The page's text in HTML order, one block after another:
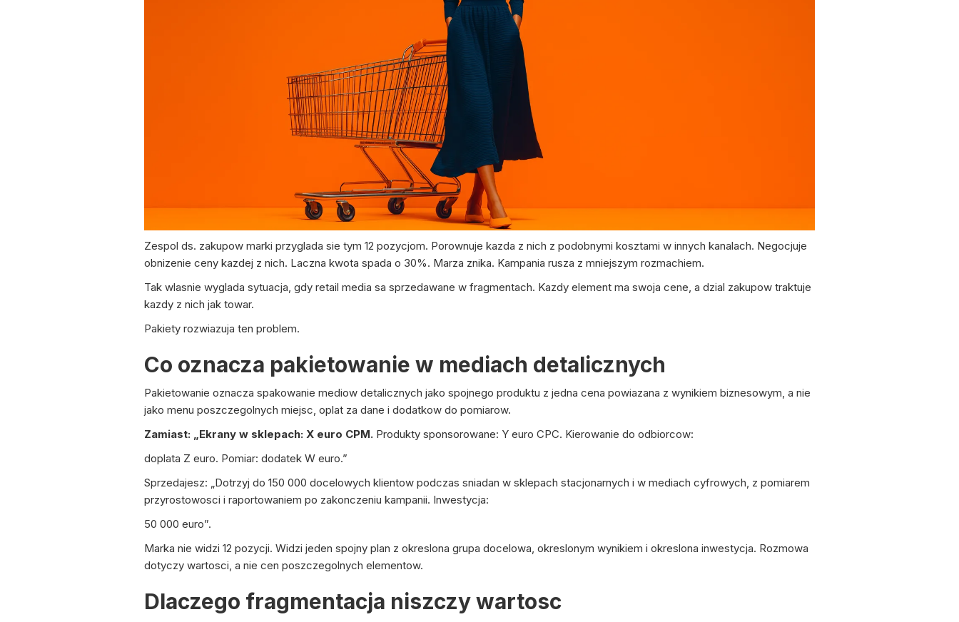
Zespol ds. zakupow marki przyglada sie tym 12 pozycjom. Porownuje kazda z nich z podobnymi kosztami w innych kanalach. Negocjuje
obnizenie ceny kazdej z nich. Laczna kwota spada o 30%. Marza znika. Kampania rusza z mniejszym rozmachiem.
Tak wlasnie wyglada sytuacja, gdy retail media sa sprzedawane w fragmentach. Kazdy element ma swoja cene, a dzial zakupow traktuje
kazdy z nich jak towar.
Pakiety rozwiazuja ten problem.
Co oznacza pakietowanie w mediach detalicznych
Pakietowanie oznacza spakowanie mediow detalicznych jako spojnego produktu z jedna cena powiazana z wynikiem biznesowym, a nie
jako menu poszczegolnych miejsc, oplat za dane i dodatkow do pomiarow.
Zamiast: „Ekrany w sklepach: X euro CPM. Produkty sponsorowane: Y euro CPC. Kierowanie do odbiorcow:
doplata Z euro. Pomiar: dodatek W euro.”
Sprzedajesz: „Dotrzyj do 150 000 docelowych klientow podczas sniadan w sklepach stacjonarnych i w mediach cyfrowych, z pomiarem
przyrostowosci i raportowaniem po zakonczeniu kampanii. Inwestycja:
50 000 euro”.
Marka nie widzi 12 pozycji. Widzi jeden spojny plan z okreslona grupa docelowa, okreslonym wynikiem i okreslona inwestycja. Rozmowa
dotyczy wartosci, a nie cen poszczegolnych elementow.
Dlaczego fragmentacja niszczy wartosc